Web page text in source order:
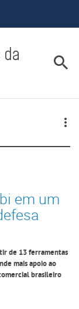
em um
de 13 ferramentas
mais apoio ao
brasileiro